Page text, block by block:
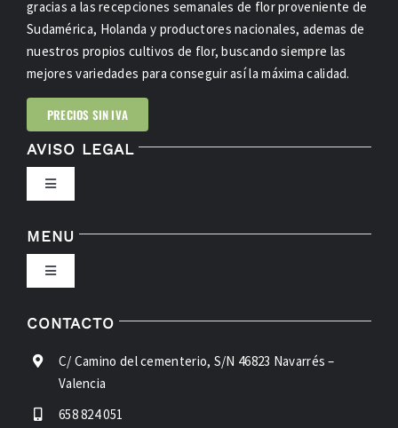
gracias a las recepciones semanales de flor proveniente de
Sudamérica, Holanda y productores nacionales, ademas de
nuestros propios cultivos de flor, buscando siempre las
mejores variedades para conseguir así la máxima calidad.
PRECIOS SIN IVA
AVISO LEGAL
Toggle
POLÍTICA DE PRIVACIDAD
CONDICIONES DE USO
ACCESIBILIDAD
MENU
Toggle
INICIO
FLORES
CONTACTO
C/ Camino del cementerio, S/N 46823 Navarrés –
Valencia
658 824 051